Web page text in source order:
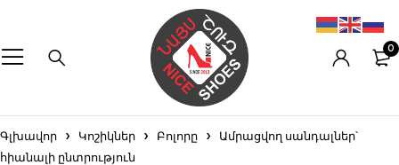
0
Գլխավոր Կոշիկներ Բոլորը
Ամրացվող սանդալներ՝
հիանալի ընտրություն